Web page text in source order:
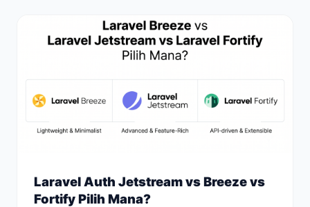
Laravel Auth Jetstream vs Breeze vs
Fortify Pilih Mana?